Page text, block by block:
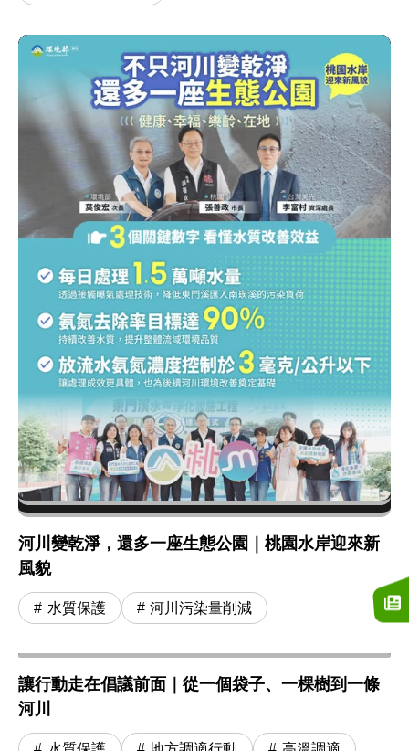
河川變乾淨，還多一座生態公園｜桃園水岸迎來新
風貌
水質保護 河川污染量削減
讓行動走在倡議前面｜從一個袋子、一棵樹到一條
河川